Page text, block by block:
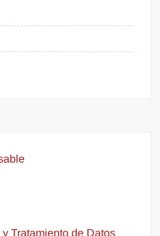
Tratamiento de Datos